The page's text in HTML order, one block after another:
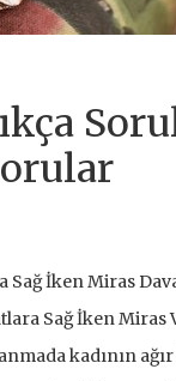
Sağ İken Miras
Sağ İken Miras
kadının